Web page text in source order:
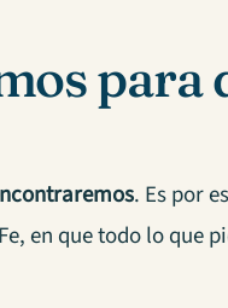
para
. Es por
en que todo lo que